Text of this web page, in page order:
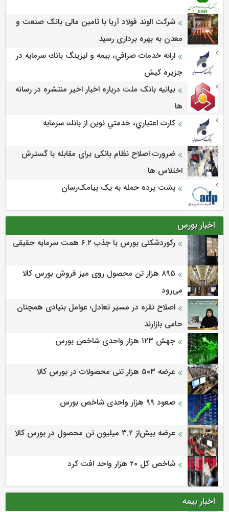
شرکت الوند فولاد آریا با تامین مالی بانک صنعت و
معدن به بهره برداری رسید
ارائه خدمات صرافي، بيمه و ليزينگ بانك سرمايه در
جزيره كيش
بیانیه بانک ملت درباره اخبار اخیر منتشره در رسانه
ها
كارت اعتباري، خدمتي نوين از بانك سرمايه
ضرورت اصلاح نظام بانکی برای مقابله با گسترش
اختلاس ها
پشت پرده حمله به یک پیامک‌رسان
اخبار بورس
رکوردشکنی بورس با جذب ۶.۲ همت سرمایه حقیقی
۸۹۵ هزار تن محصول روی میز فروش بورس کالا
می‌‌رود
اصلاح نقره در مسیر تعادل؛ عوامل بنیادی همچنان
حامی بازارند
جهش ۱۲۳ هزار واحدی شاخص بورس
عرضه ۵۰۳ هزار تنی محصولات در بورس کالا
صعود ۹۹ هزار واحدی شاخص بورس
عرضه بیش‌از ۳.۲ میلیون تن محصول در بورس کالا
شاخص کل ۲۰ هزار واحد افت کرد
اخبار بیمه